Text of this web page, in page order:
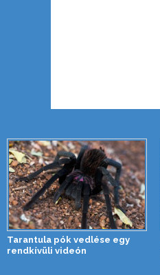
Tarantula pók vedlése egy
rendkívüli videón